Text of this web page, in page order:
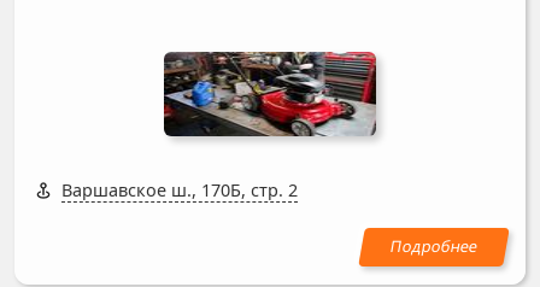
Варшавское ш., 170Б, стр. 2